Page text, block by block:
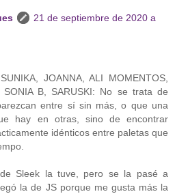
21 de septiembre de 2020 a
JOANNA, ALI MOMENTOS,
SONIA B, SARUSKI: No se trata de
entre sí sin más, o que una
hay en otras, sino de encontrar
idénticos entre paletas que
Sleek la tuve, pero se la pasé a
la de JS porque me gusta más la